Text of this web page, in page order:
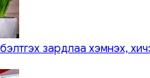
зардлаа хэмнэх,